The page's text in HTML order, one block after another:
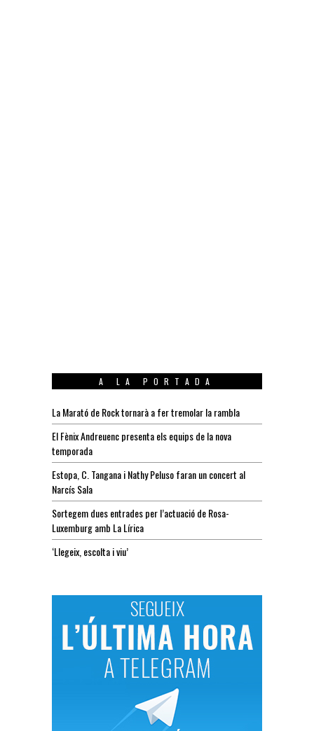
A LA PORTADA
La Marató de Rock tornarà a fer tremolar la rambla
El Fènix Andreuenc presenta els equips de la nova
temporada
Estopa, C. Tangana i Nathy Peluso faran un concert al
Narcís Sala
Sortegem dues entrades per l’actuació de Rosa-
Luxemburg amb La Lírica
‘Llegeix, escolta i viu’